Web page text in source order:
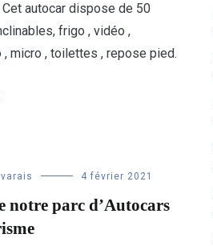
autocar dispose de 50
frigo , vidéo ,
micro , toilettes , repose pied.
4 février 2021
notre parc d’Autocars